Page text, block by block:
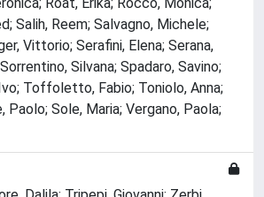
Salih, Reem; Salvagno, Michele;
Vittorio; Serafini, Elena; Serana,
Silvana; Spadaro, Savino;
Toffoletto, Fabio; Toniolo, Anna;
Paolo; Sole, Maria; Vergano, Paola;